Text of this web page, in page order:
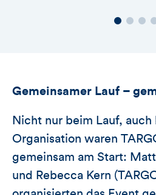
Gemeinsamer Lauf –
Nicht nur beim Lauf, auch
Organisation waren
gemeinsam am Start:
und Rebecca Kern